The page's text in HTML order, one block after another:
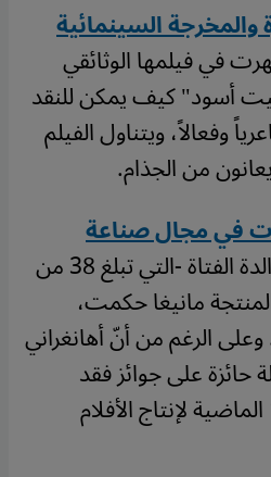
السينمائية
في فيلمها الوثائقي
عام 1962 "البيت أسود" كيف يمكن للنقد
وفعالاً، ويتناول الفيلم
من الجذام.
في مجال صناعة
فوالدة الفتاة -التي تبلغ 38 من
مانيغا حكمت،
الرغم من أنّ أهانغراني
على جوائز فقد
كرّست السنوات الـ15 الماضية لإنتاج الأفلام